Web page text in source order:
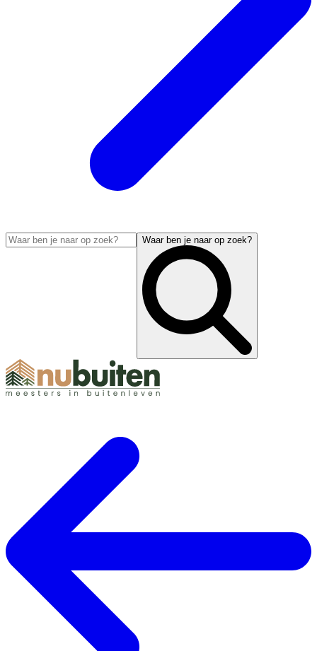
Waar ben je naar op zoek?